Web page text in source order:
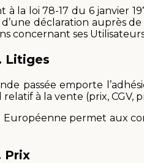
à la loi 78-17 du 6 janvier
déclaration auprès
concernant ses
Litiges
passée emporte
à la vente (prix, CGV,
Européenne permet aux
Prix